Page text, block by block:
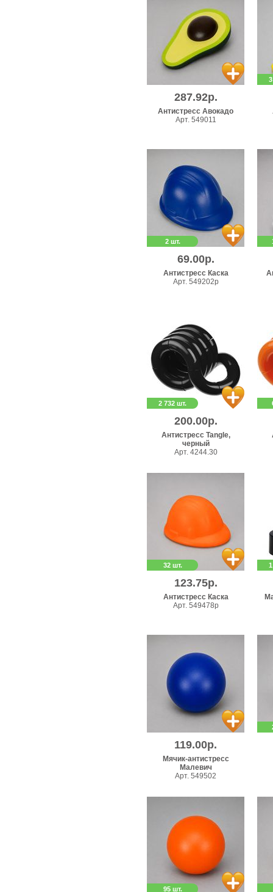
287.92р.
Антистресс Авокадо
Арт. 549011
2 шт.
69.00р.
Антистресс Каска
Арт. 549202p
2 732 шт.
200.00р.
Антистресс Tangle,
черный
Арт. 4244.30
32 шт.
123.75р.
Антистресс Каска
Арт. 549478p
119.00р.
Мячик-антистресс
Малевич
Арт. 549502
95 шт.